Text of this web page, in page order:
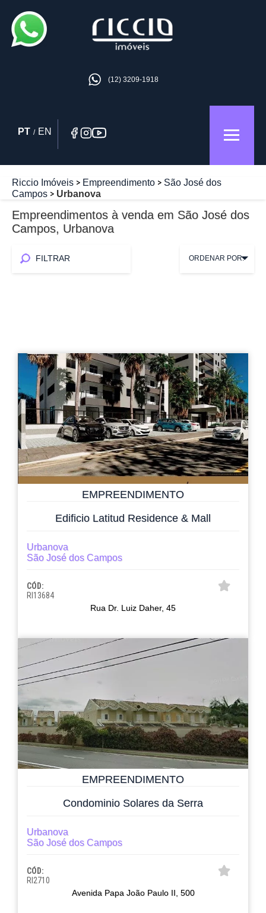
(12) 3209-1918
PT / EN
Riccio Imóveis Empreendimento
São José dos
Campos
Urbanova
Empreendimentos à venda em São José dos
Campos, Urbanova
FILTRAR ORDENAR POR:
EMPREENDIMENTO
Edificio Latitud Residence & Mall
Urbanova
São José dos Campos
CÓD:
RI13684
Rua Dr. Luiz Daher, 45
EMPREENDIMENTO
Condominio Solares da Serra
Urbanova
São José dos Campos
CÓD:
RI2710
Avenida Papa João Paulo II, 500